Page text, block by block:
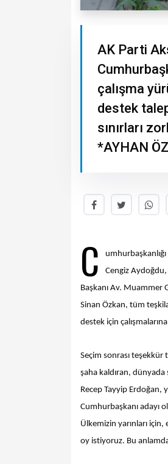
AK Parti
çalışma
destek
sınırları
*AYHAN
C
Cengiz Aydoğdu,
Başkanı Av. Muammer
Sinan Özkan, tüm
destek için
Seçim sonrası
şaha kaldıran, dünyada
Recep Tayyip Erdoğan,
Cumhurbaşkanı adayı
Ülkemizin yarınları
oy istiyoruz. Bu